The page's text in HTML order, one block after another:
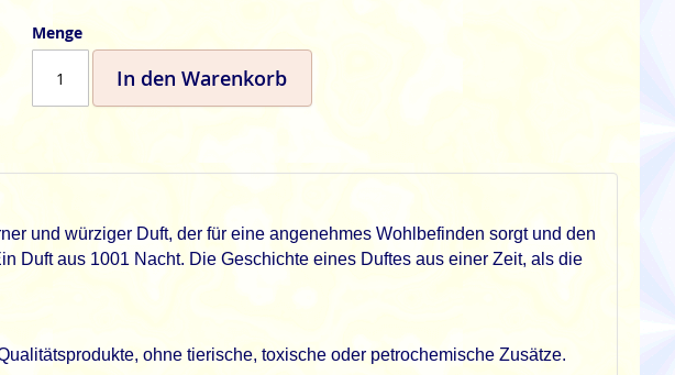
Menge
In den Warenkorb
und würziger Duft, der für eine angenehmes Wohlbefinden sorgt und den
Duft aus 1001 Nacht. Die Geschichte eines Duftes aus einer Zeit, als die
ohne tierische, toxische oder petrochemische Zusätze.